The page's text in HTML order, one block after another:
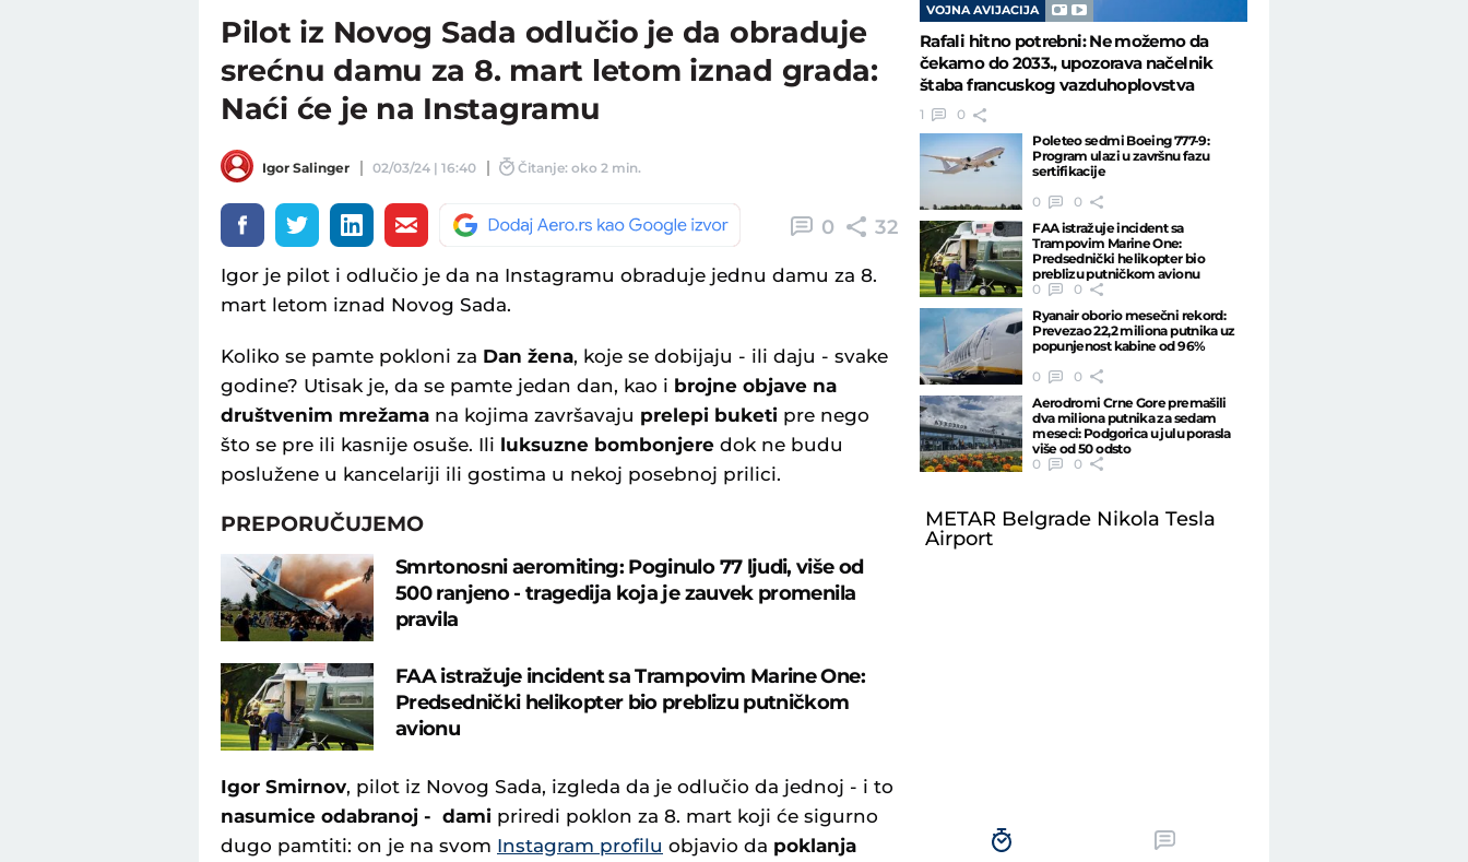
Pilot iz Novog Sada odlučio je da obraduje
srećnu damu za 8. mart letom iznad grada:
Naći će je na Instagramu
Igor Salinger 02/03/24 | 16:40 Čitanje: oko 2 min.
0 32
Igor je pilot i odlučio je da na Instagramu obraduje jednu damu za 8.
mart letom iznad Novog Sada.
Koliko se pamte pokloni za Dan žena, koje se dobijaju - ili daju - svake
godine? Utisak je, da se pamte jedan dan, kao i brojne objave na
društvenim mrežama na kojima završavaju prelepi buketi pre nego
što se pre ili kasnije osuše. Ili luksuzne bombonjere dok ne budu
poslužene u kancelariji ili gostima u nekoj posebnoj prilici.
PREPORUČUJEMO
Smrtonosni aeromiting: Poginulo 77 ljudi, više od
500 ranjeno - tragedija koja je zauvek promenila
pravila
FAA istražuje incident sa Trampovim Marine One:
Predsednički helikopter bio preblizu putničkom
avionu
Igor Smirnov, pilot iz Novog Sada, izgleda da je odlučio da jednoj - i to
nasumice odabranoj - dami priredi poklon za 8. mart koji će sigurno
dugo pamtiti: on je na svom Instagram profilu objavio da poklanja
VOJNA AVIJACIJA
Rafali hitno potrebni: Ne možemo da
čekamo do 2033., upozorava načelnik
štaba francuskog vazduhoplovstva
1
0
Poleteo sedmi Boeing 777-9:
Program ulazi u završnu fazu
sertifikacije
0
0
FAA istražuje incident sa
Trampovim Marine One:
Predsednički helikopter bio
preblizu putničkom avionu
0
0
Ryanair oborio mesečni rekord:
Prevezao 22,2 miliona putnika uz
popunjenost kabine od 96%
0
0
Aerodromi Crne Gore premašili
dva miliona putnika za sedam
meseci: Podgorica u julu porasla
više od 50 odsto
0
0
METAR Belgrade Nikola Tesla
Airport